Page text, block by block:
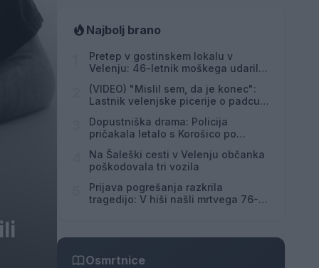
Najbolj brano
Pretep v gostinskem lokalu v
Velenju: 46-letnik moškega udaril s
(VIDEO) "Mislil sem, da je konec":
Lastnik velenjske picerije o padcu s
Dopustniška drama: Policija
pričakala letalo s Korošico po
Na Šaleški cesti v Velenju občanka
poškodovala tri vozila
Prijava pogrešanja razkrila
tragedijo: V hiši našli mrtvega 76-
Osmrtnice